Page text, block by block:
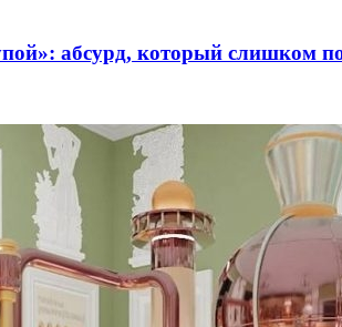
абсурд, который слишком